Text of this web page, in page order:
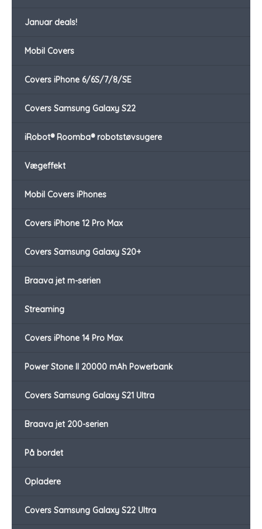
Januar deals!
Mobil Covers
Covers iPhone 6/6S/7/8/SE
Covers Samsung Galaxy S22
iRobot® Roomba® robotstøvsugere
Vægeffekt
Mobil Covers iPhones
Covers iPhone 12 Pro Max
Covers Samsung Galaxy S20+
Braava jet m-serien
Streaming
Covers iPhone 14 Pro Max
Power Stone II 20000 mAh Powerbank
Covers Samsung Galaxy S21 Ultra
Braava jet 200-serien
På bordet
Opladere
Covers Samsung Galaxy S22 Ultra